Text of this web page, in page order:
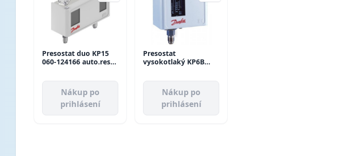
Presostat duo KP15
060-124166 auto.reset
Nákup po
prihlásení
Presostat
vysokotlaký KP6B
Nákup po
prihlásení